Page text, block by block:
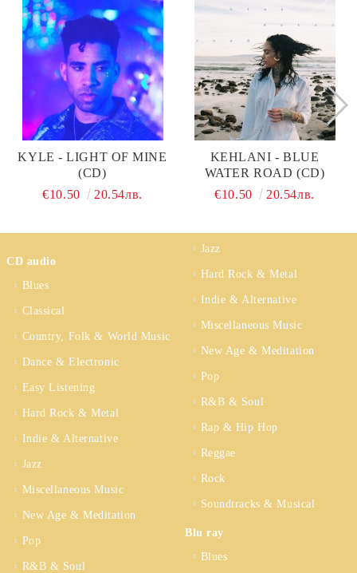
KYLE - LIGHT OF MINE
(CD)
€10.50
20.54лв.
KEHLANI - BLUE
WATER ROAD (CD)
€10.50
20.54лв.
CD audio
Blues
Classical
Country, Folk & World Music
Dance & Electronic
Easy Listening
Hard Rock & Metal
Indie & Alternative
Jazz
Miscellaneous Music
New Age & Meditation
Pop
R&B & Soul
Jazz
Hard Rock & Metal
Indie & Alternative
Miscellaneous Music
New Age & Meditation
Pop
R&B & Soul
Rap & Hip Hop
Reggae
Rock
Soundtracks & Musical
Blu ray
Blues